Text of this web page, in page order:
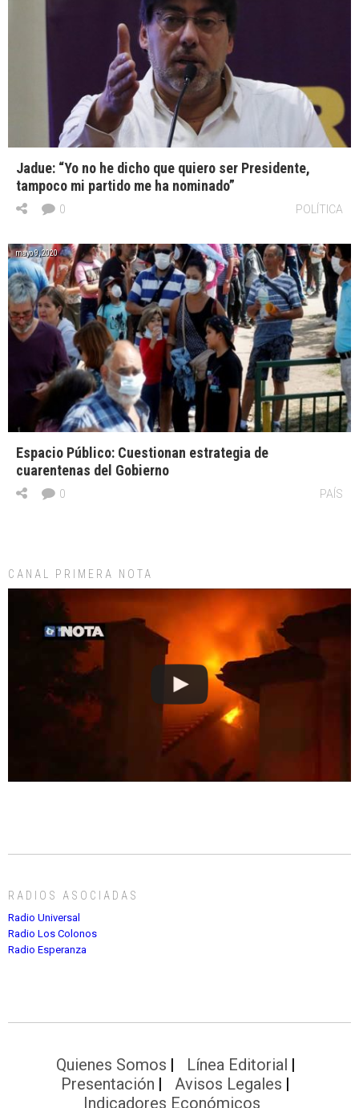
Jadue: “Yo no he dicho que quiero ser Presidente,
tampoco mi partido me ha nominado”
POLÍTICA
0
mayo 9, 2020
Espacio Público: Cuestionan estrategia de
cuarentenas del Gobierno
PAÍS
0
CANAL PRIMERA NOTA
RADIOS ASOCIADAS
Radio Universal
Radio Los Colonos
Radio Esperanza
Quienes Somos
Línea Editorial
Presentación
Avisos Legales
Indicadores Económicos